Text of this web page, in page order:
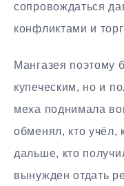
сопровождаться
конфликтами и
Мангазея поэтому
купеческим, но и
меха поднимала
обменял, кто учёл,
дальше, кто
вынужден отдать